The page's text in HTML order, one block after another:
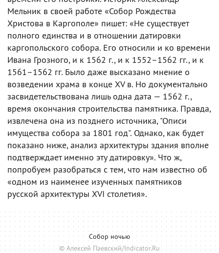
Мельник в своей работе «Собор Рождества
Христова в Каргополе» пишет: «Не существует
полного единства и в отношении датировки
каргопольского собора. Его относили и ко времени
Ивана Грозного, и к 1562 г., и к 1552–1562 гг., и к
1561–1562 гг. Было даже высказано мнение о
возведении храма в конце XV в. Но документально
засвидетельствована лишь одна дата — 1562 г.,
время окончания строительства памятника. Правда,
извлечена она из позднего источника, "Описи
имущества собора за 1801 год". Однако, как будет
показано ниже, анализ архитектуры здания вполне
подтверждает именно эту датировку». Что ж,
попробуем разобраться с тем, что нам известно об
«одном из наименее изученных памятников
русской архитектуры XVI столетия».
Собор ночью
© Алексей Паевский/Indicator.Ru